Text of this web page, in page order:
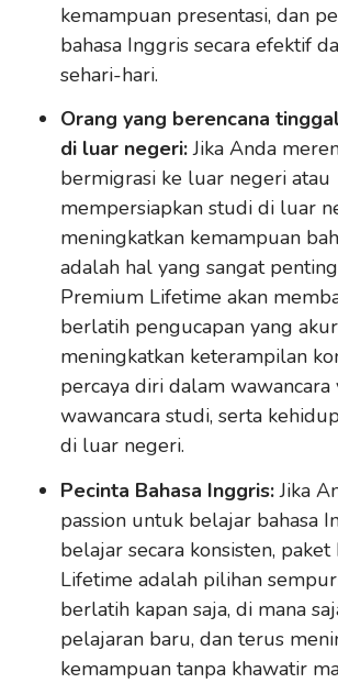
kemampuan presentasi, dan
bahasa Inggris secara efektif
sehari-hari.
Orang yang berencana
di luar negeri:Jika Anda
bermigrasi ke luar negeri atau
mempersiapkan studi di luar
meningkatkan kemampuan
adalah hal yang sangat
Premium Lifetime akan
berlatih pengucapan yang
meningkatkan keterampilan
percaya diri dalam wawancara
wawancara studi, serta
di luar negeri.
Pecinta Bahasa Inggris:Jika
passion untuk belajar bahasa
belajar secara konsisten,
Lifetime adalah pilihan
berlatih kapan saja, di mana
pelajaran baru, dan terus
kemampuan tanpa khawatir